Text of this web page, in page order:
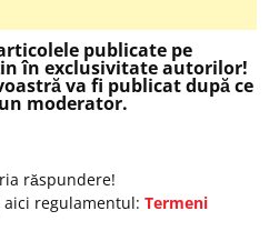
publicate pe
în exclusivitate autorilor!
va fi publicat după ce
moderator.
răspundere!
regulamentul: Termeni